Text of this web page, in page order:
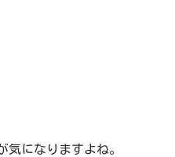
気になりますよね。